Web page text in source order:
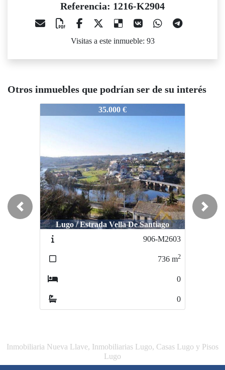
Referencia: 1216-K2904
Visitas a este inmueble: 93
Otros inmuebles que podrían ser de su interés
35.000 €
Lugo / Estrada Vella De Santiago
906-M2603
1216-K2904 30.000 €
Lugo / FRIOL
694-N2397
10000
Previous Next
Inmobiliaria Nueva Llave, Inmobiliarias Lugo, Casas Lugo y Pisos
Lugo